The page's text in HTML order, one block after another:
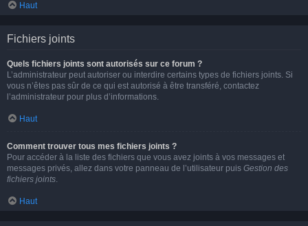
Haut
Fichiers joints
Quels fichiers joints sont autorisés sur ce forum ?
L’administrateur peut autoriser ou interdire certains types de fichiers joints. Si
vous n’êtes pas sûr de ce qui est autorisé à être transféré, contactez
l’administrateur pour plus d’informations.
Haut
Comment trouver tous mes fichiers joints ?
Pour accéder à la liste des fichiers que vous avez joints à vos messages et
messages privés, allez dans votre panneau de l’utilisateur puis Gestion des
fichiers joints.
Haut